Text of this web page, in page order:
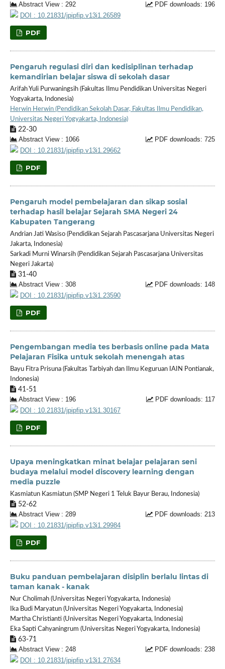
Abstract View : 292
PDF downloads: 196
DOI : 10.21831/jpipfip.v13i1.26589
PDF
Pengaruh regulasi diri dan kedisiplinan terhadap
kemandirian belajar siswa di sekolah dasar
Arifah Yuli Purwaningsih (Fakultas Ilmu Pendidikan Universitas Negeri
Yogyakarta, Indonesia)
Herwin Herwin (Pendidikan Sekolah Dasar, Fakultas Ilmu Pendidikan,
Universitas Negeri Yogyakarta, Indonesia)
22-30
Abstract View : 1066
PDF downloads: 725
DOI : 10.21831/jpipfip.v13i1.29662
PDF
Pengaruh model pembelajaran dan sikap sosial
terhadap hasil belajar Sejarah SMA Negeri 24
Kabupaten Tangerang
Andrian Jati Wasiso (Pendidikan Sejarah Pascasarjana Universitas Negeri
Jakarta, Indonesia)
Sarkadi Murni Winarsih (Pendidikan Sejarah Pascasarjana Universitas
Negeri Jakarta)
31-40
Abstract View : 308
PDF downloads: 148
DOI : 10.21831/jpipfip.v13i1.23590
PDF
Pengembangan media tes berbasis online pada Mata
Pelajaran Fisika untuk sekolah menengah atas
Bayu Fitra Prisuna (Fakultas Tarbiyah dan Ilmu Keguruan IAIN Pontianak,
Indonesia)
41-51
Abstract View : 196
PDF downloads: 117
DOI : 10.21831/jpipfip.v13i1.30167
PDF
Upaya meningkatkan minat belajar pelajaran seni
budaya melalui model discovery learning dengan
media puzzle
Kasmiatun Kasmiatun (SMP Negeri 1 Teluk Bayur Berau, Indonesia)
52-62
Abstract View : 289
PDF downloads: 213
DOI : 10.21831/jpipfip.v13i1.29984
PDF
Buku panduan pembelajaran disiplin berlalu lintas di
taman kanak - kanak
Nur Cholimah (Universitas Negeri Yogyakarta, Indonesia)
Ika Budi Maryatun (Universitas Negeri Yogyakarta, Indonesia)
Martha Christianti (Universitas Negeri Yogyakarta, Indonesia)
Eka Sapti Cahyaningrum (Universitas Negeri Yogyakarta, Indonesia)
63-71
Abstract View : 248
PDF downloads: 238
DOI : 10.21831/jpipfip.v13i1.27634